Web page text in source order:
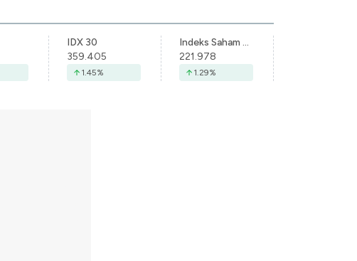
IDX 30
359.405
1.45%
Indeks Saham Syariah Indonesia
221.978
1.29%